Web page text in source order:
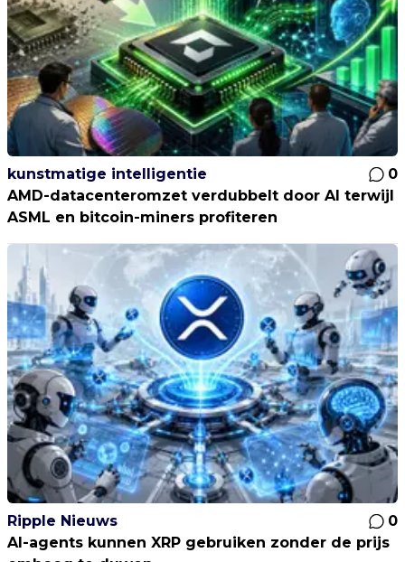
kunstmatige intelligentie
0
AMD-datacenteromzet verdubbelt door AI terwijl
ASML en bitcoin-miners profiteren
Ripple Nieuws
0
AI-agents kunnen XRP gebruiken zonder de prijs